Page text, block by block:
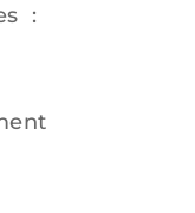
: